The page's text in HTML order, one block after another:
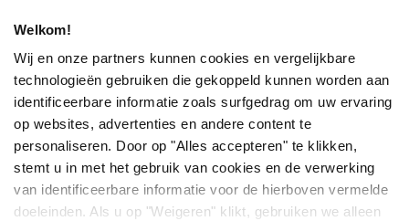
Welkom!
Wij en onze partners kunnen cookies en vergelijkbare
technologieën gebruiken die gekoppeld kunnen worden aan
identificeerbare informatie zoals surfgedrag om uw ervaring
op websites, advertenties en andere content te
personaliseren. Door op "Alles accepteren" te klikken,
stemt u in met het gebruik van cookies en de verwerking
van identificeerbare informatie voor de hierboven vermelde
doeleinden. Als u op "Weigeren" klikt, gebruiken we alleen
OVER